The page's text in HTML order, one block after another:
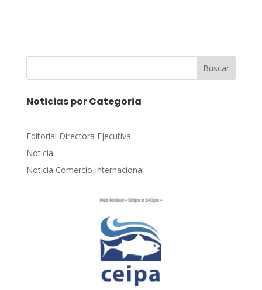
Buscar
Noticias por Categoria
Editorial Directora Ejecutiva
Noticia
Noticia Comercio Internacional